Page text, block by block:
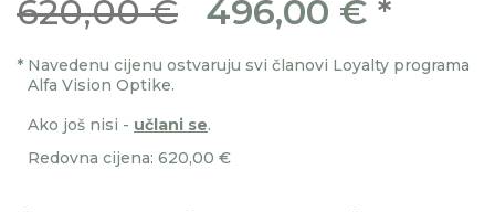
620,00 € 496,00 € *
* Navedenu cijenu ostvaruju svi članovi Loyalty programa
Alfa Vision Optike.
Ako još nisi - učlani se.
Redovna cijena: 620,00 €